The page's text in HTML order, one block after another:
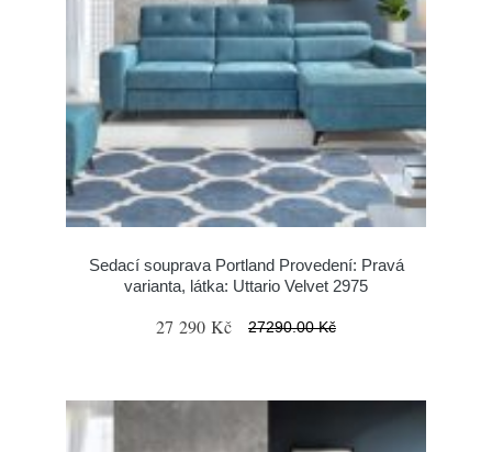
Sedací souprava Portland Provedení: Pravá
varianta, látka: Uttario Velvet 2975
27 290 Kč 27290.00 Kč